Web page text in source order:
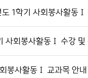
1학기 사회봉사활동Ⅰ
사회봉사활동Ⅰ 수강 및
봉사활동Ⅰ 교과목 안내